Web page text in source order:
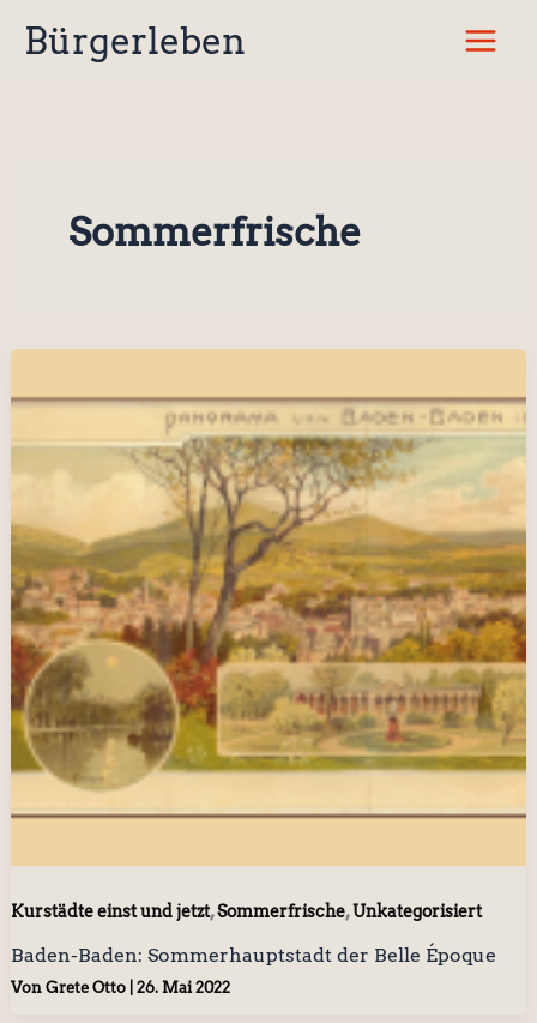
InhaltBürgerleben
Sommerfrische
Kurstädte einst und jetzt,Sommerfrische,Unkategorisiert
Baden-Baden: Sommerhauptstadt der Belle Époque
Von Grete Otto 26. Mai 2022